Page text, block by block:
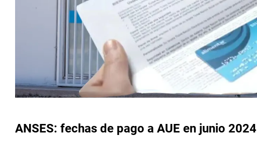
ANSES: fechas de pago a AUE en junio 2024